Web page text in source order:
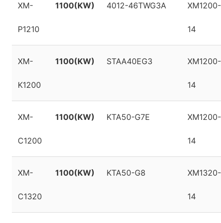
XM-
P1210
1100(KW) 4012-46TWG3A XM1200-
14
XM-
K1200
1100(KW) STAA40EG3 XM1200-
14
XM-
C1200
1100(KW) KTA50-G7E XM1200-
14
XM-
C1320
1100(KW) KTA50-G8 XM1320-
14